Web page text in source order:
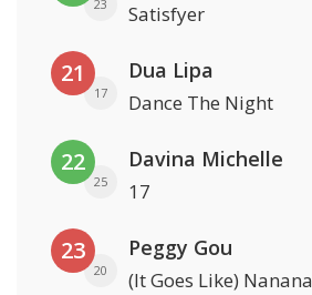
23 Satisfyer
21
17
Dua Lipa
Dance The Night
22
25
Davina Michelle
17
23
20
Peggy Gou
(It Goes Like) Nanana